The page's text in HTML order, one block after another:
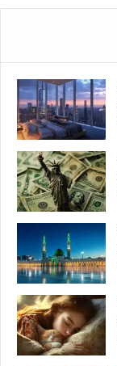
н
т
о
р
о
е
к
т
К
о
н
г
р
с
с
н
з